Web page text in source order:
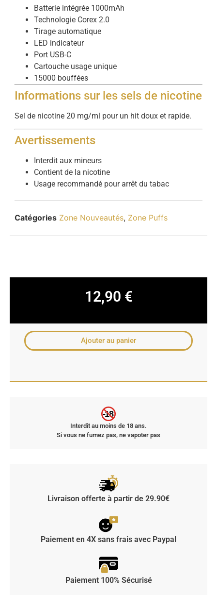
Batterie intégrée 1000mAh
Technologie Corex 2.0
Tirage automatique
LED indicateur
Port USB-C
Cartouche usage unique
15000 bouffées
Informations sur les sels de nicotine
Sel de nicotine 20 mg/ml pour un hit doux et rapide.
Avertissements
Interdit aux mineurs
Contient de la nicotine
Usage recommandé pour arrêt du tabac
Catégories Zone Nouveautés, Zone Puffs
12,90 €
Ajouter au panier
-18
Interdit au moins de 18 ans.
Si vous ne fumez pas, ne vapoter pas
Livraison offerte à partir de 29.90€
Paiement en 4X sans frais avec Paypal
Paiement 100% Sécurisé